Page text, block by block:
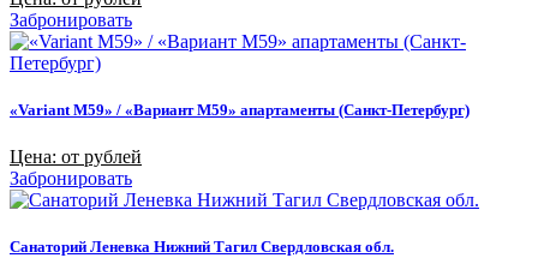
Забронировать
«Variant M59» / «Вариант M59» апартаменты (Санкт-Петербург)
Цена: от рублей
Забронировать
Санаторий Леневка Нижний Тагил Свердловская обл.